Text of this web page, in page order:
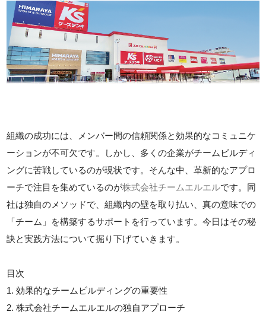
組織の成功には、メンバー間の信頼関係と効果的なコミュニケ
ーションが不可欠です。しかし、多くの企業がチームビルディ
ングに苦戦しているのが現状です。そんな中、革新的なアプロ
ーチで注目を集めているのが株式会社チームエルエルです。同
社は独自のメソッドで、組織内の壁を取り払い、真の意味での
「チーム」を構築するサポートを行っています。今日はその秘
訣と実践方法について掘り下げていきます。
目次
1. 効果的なチームビルディングの重要性
2. 株式会社チームエルエルの独自アプローチ